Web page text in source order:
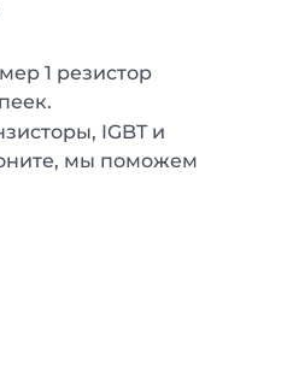
1 резистор
IGBT и
мы поможем